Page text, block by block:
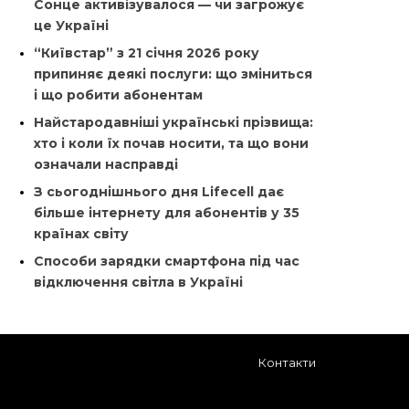
Сонце активізувалося — чи загрожує
це Україні
“Київстар” з 21 січня 2026 року
припиняє деякі послуги: що зміниться
і що робити абонентам
Найстародавніші українські прізвища:
хто і коли їх почав носити, та що вони
означали насправді
З сьогоднішнього дня Lifecell дає
більше інтернету для абонентів у 35
країнах світу
Способи зарядки смартфона під час
відключення світла в Україні
Контакти